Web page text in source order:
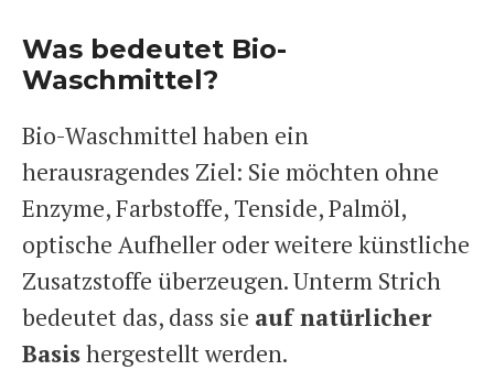
Was bedeutet Bio-
Waschmittel?
Bio-Waschmittel haben ein
herausragendes Ziel: Sie möchten ohne
Enzyme, Farbstoffe, Tenside, Palmöl,
optische Aufheller oder weitere künstliche
Zusatzstoffe überzeugen. Unterm Strich
bedeutet das, dass sie auf natürlicher
Basishergestellt werden.